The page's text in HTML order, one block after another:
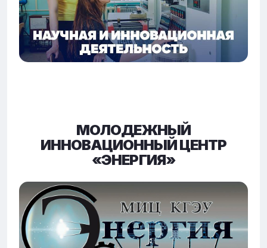
МОЛОДЕЖНЫЙ
ИННОВАЦИОННЫЙ ЦЕНТР
«ЭНЕРГИЯ»